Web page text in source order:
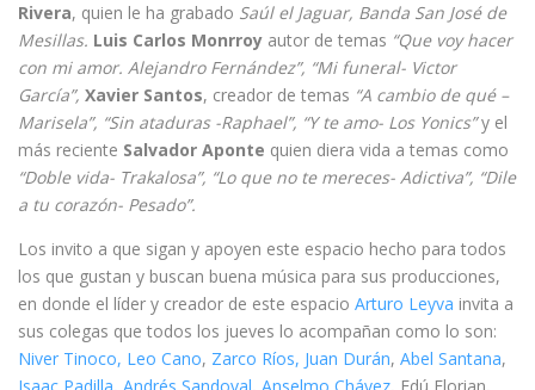
Rivera, quien le ha grabado Saúl el Jaguar, Banda San José de
Mesillas. Luis Carlos Monrroy autor de temas “Que voy hacer
con mi amor. Alejandro Fernández”, “Mi funeral- Victor
García”, Xavier Santos, creador de temas “A cambio de qué –
Marisela”, “Sin ataduras -Raphael”, “Y te amo- Los Yonics”y el
más reciente Salvador Aponte quien diera vida a temas como
“Doble vida- Trakalosa”, “Lo que no te mereces- Adictiva”, “Dile
a tu corazón- Pesado”.
Los invito a que sigan y apoyen este espacio hecho para todos
los que gustan y buscan buena música para sus producciones,
en donde el líder y creador de este espacio Arturo Leyva invita a
sus colegas que todos los jueves lo acompañan como lo son:
Niver Tinoco, Leo Cano, Zarco Ríos, Juan Durán, Abel Santana,